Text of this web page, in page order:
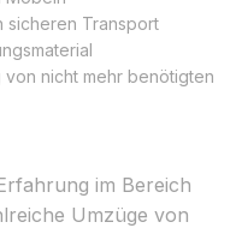
sicheren Transport
von nicht mehr benötigten
im Bereich
Umzüge von